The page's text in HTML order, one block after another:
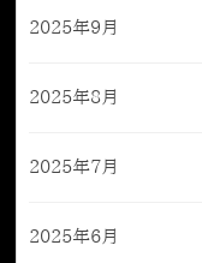
2025年9月
2025年8月
2025年7月
2025年6月